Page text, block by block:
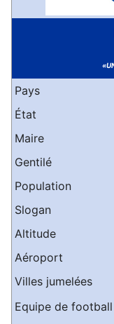
Pays
État
Maire
Gentilé
Population
Slogan
Altitude
Aéroport
Villes jumelées
Equipe de football